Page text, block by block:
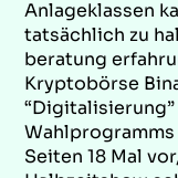
Anlageklassen
tatsächlich zu
beratung
Kryptobörse
Seiten 18 Mal